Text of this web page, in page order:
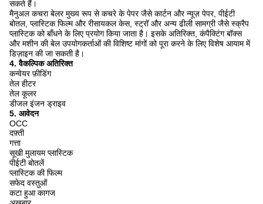
सकते हैं।
मैनुअल कचरा बेलर मुख्य रूप से कचरे के पेपर जैसे कार्टन और न्यूज़ पेपर, पीईटी
बोतल, प्लास्टिक फिल्म और रीसायकल केस, स्ट्रॉ और अन्य ढीली सामग्री जैसे स्क्रैप
प्लास्टिक को बाँधने के लिए प्रयोग किया जाता है। इसके अतिरिक्त, कंपैक्टिंग बॉक्स
और मशीन की बेल उपयोगकर्ताओं की विशिष्ट मांगों को पूरा करने के लिए विशेष आयाम में
डिज़ाइन की जा सकती है।
4. वैकल्पिक अतिरिक्त
कन्वेयर फ़ीडिंग
तेल हीटर
तेल कूलर
डीजल इंजन ड्राइव
5. आवेदन
OCC
दफ़्ती
गत्ता
सूखी मुलायम प्लास्टिक
पीईटी बोतलें
प्लास्टिक की फिल्म
सफेद वस्तुओं
कटा हुआ कागज